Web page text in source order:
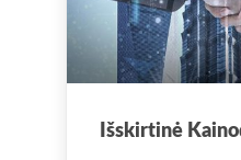
Išskirtinė